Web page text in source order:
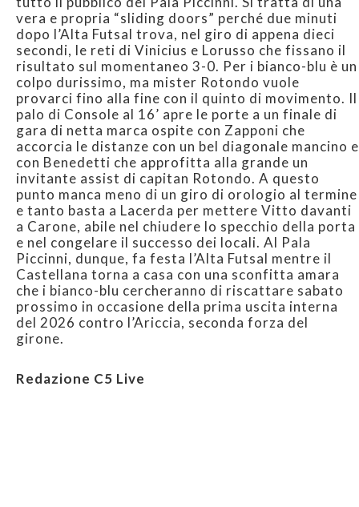
vera e propria “sliding doors” perché due minuti
dopo l’Alta Futsal trova, nel giro di appena dieci
secondi, le reti di Vinicius e Lorusso che fissano il
risultato sul momentaneo 3-0. Per i bianco-blu è un
colpo durissimo, ma mister Rotondo vuole
provarci fino alla fine con il quinto di movimento. Il
palo di Console al 16’ apre le porte a un finale di
gara di netta marca ospite con Zapponi che
accorcia le distanze con un bel diagonale mancino e
con Benedetti che approfitta alla grande un
invitante assist di capitan Rotondo. A questo
punto manca meno di un giro di orologio al termine
e tanto basta a Lacerda per mettere Vitto davanti
a Carone, abile nel chiudere lo specchio della porta
e nel congelare il successo dei locali. Al Pala
Piccinni, dunque, fa festa l’Alta Futsal mentre il
Castellana torna a casa con una sconfitta amara
che i bianco-blu cercheranno di riscattare sabato
prossimo in occasione della prima uscita interna
del 2026 contro l’Ariccia, seconda forza del
girone.
Redazione C5 Live